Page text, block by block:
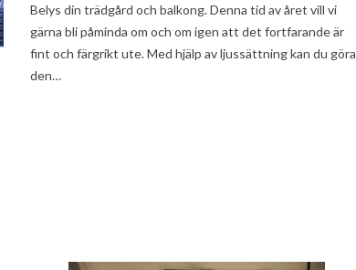
Belys din trädgård och balkong. Denna tid av året vill vi
gärna bli påminda om och om igen att det fortfarande är
fint och färgrikt ute. Med hjälp av ljussättning kan du göra
den…